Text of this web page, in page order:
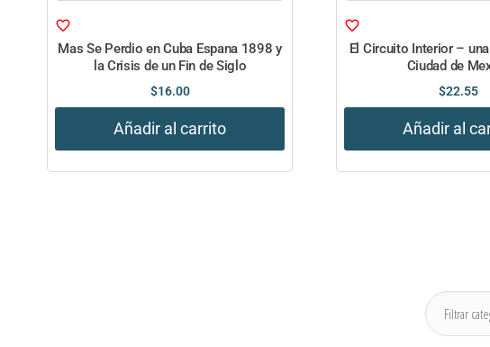
Mas Se Perdio en Cuba Espana 1898 y
la Crisis de un Fin de Siglo
$16.00
Añadir al carrito
El Circuito Interior –
Ciudad de
$22.55
Añadir al